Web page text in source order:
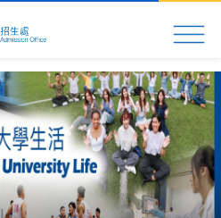
入學申請 更多資